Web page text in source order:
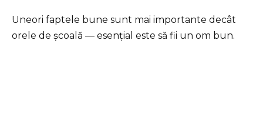
Uneori faptele bune sunt mai importante decât
orele de școală — esențial este să fii un om bun.